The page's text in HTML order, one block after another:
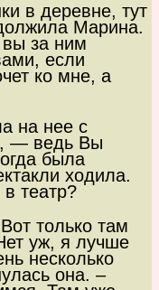
в деревне, тут
Марина.
за ним
если
ко мне, а
на нее с
— ведь Вы
была
ходила.
театр?
только там
уж, я лучше
несколько
она. –